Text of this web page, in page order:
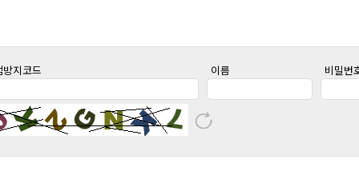
방지코드 이름
비밀번